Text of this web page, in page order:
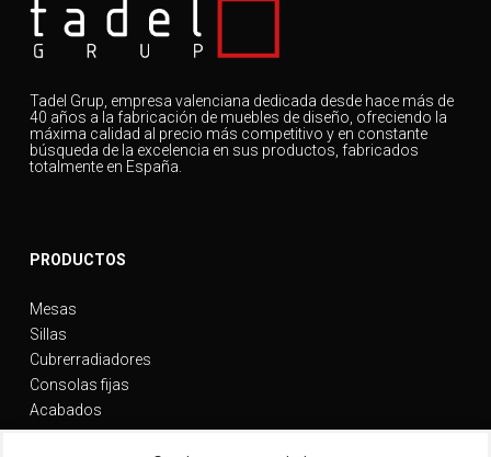
Tadel Grup, empresa valenciana dedicada desde hace más de
40 años a la fabricación de muebles de diseño, ofreciendo la
máxima calidad al precio más competitivo y en constante
búsqueda de la excelencia en sus productos, fabricados
totalmente en España.
PRODUCTOS
Mesas
Sillas
Cubrerradiadores
Consolas fijas
Acabados